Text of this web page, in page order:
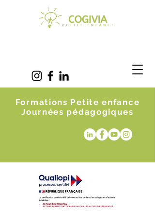
Formations Petite enfance
Journées pédagogiques